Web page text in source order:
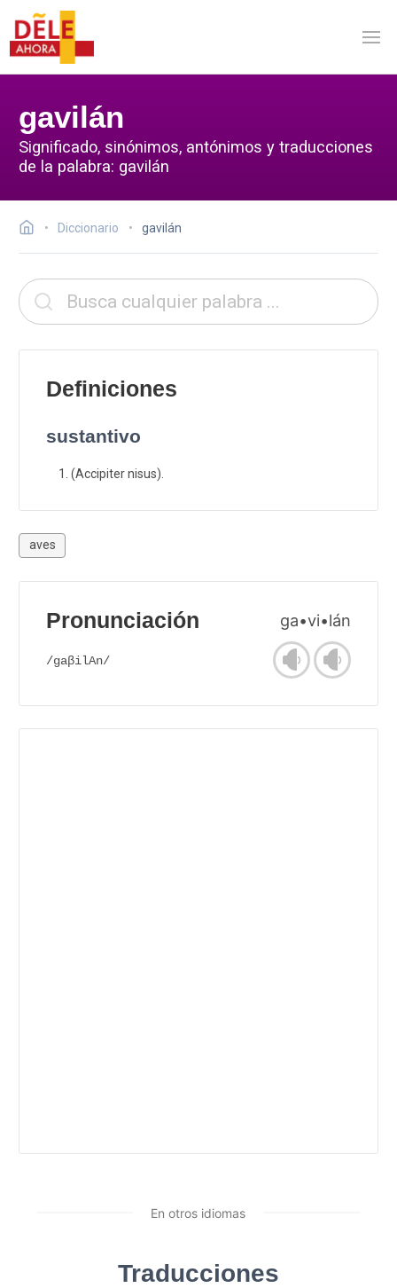
gavilán
Significado, sinónimos, antónimos y traducciones
de la palabra: gavilán
Diccionario gavilán
Definiciones
sustantivo
(Accipiter nisus).
aves
Pronunciación ga•vi•lán
/gaβilAn/
En otros idiomas
Traducciones